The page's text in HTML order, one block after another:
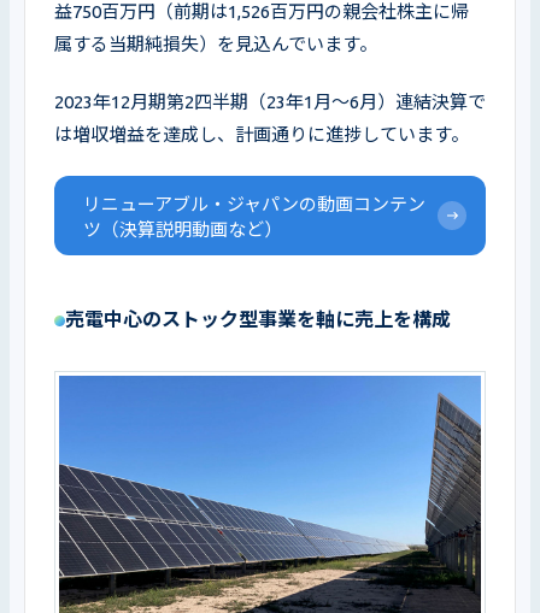
益750百万円（前期は1,526百万円の親会社株主に帰
属する当期純損失）を見込んでいます。
2023年12月期第2四半期（23年1月〜6月）連結決算で
は増収増益を達成し、計画通りに進捗しています。
リニューアブル・ジャパンの動画コンテン
ツ（決算説明動画など）
売電中心のストック型事業を軸に売上を構成